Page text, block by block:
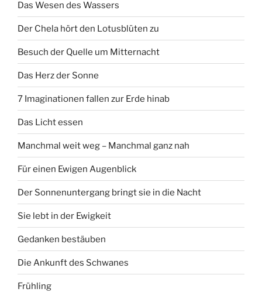
Das Wesen des Wassers
Der Chela hört den Lotusblüten zu
Besuch der Quelle um Mitternacht
Das Herz der Sonne
7 Imaginationen fallen zur Erde hinab
Das Licht essen
Manchmal weit weg – Manchmal ganz nah
Für einen Ewigen Augenblick
Der Sonnenuntergang bringt sie in die Nacht
Sie lebt in der Ewigkeit
Gedanken bestäuben
Die Ankunft des Schwanes
Frühling